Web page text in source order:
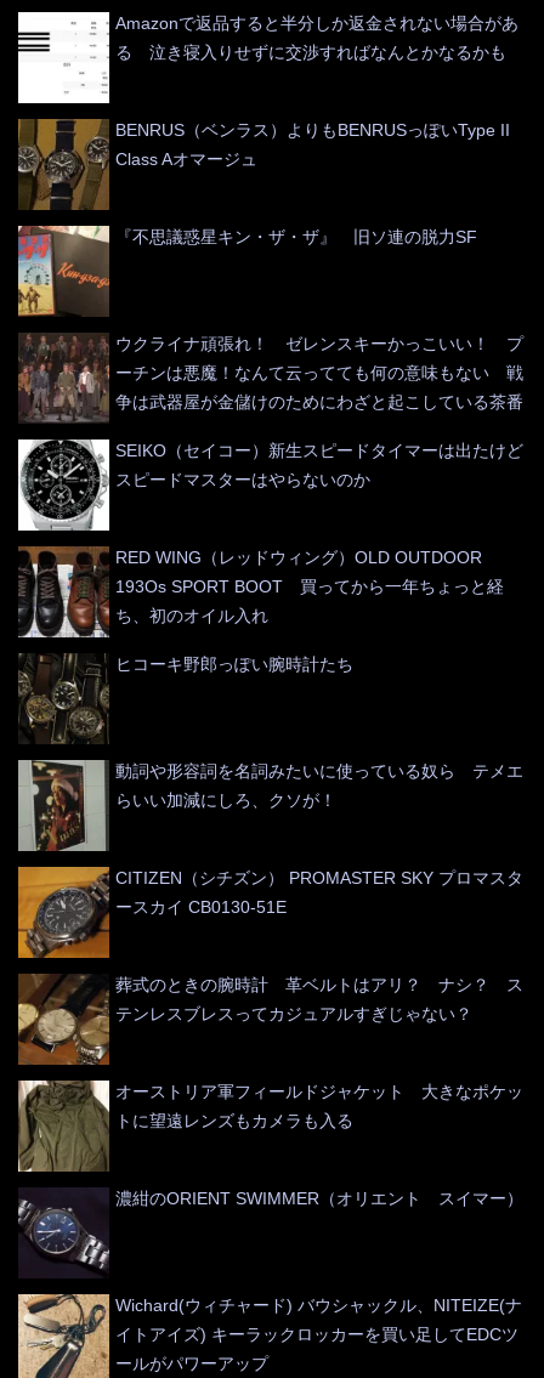
Amazonで返品すると半分しか返金されない場合があ
る 泣き寝入りせずに交渉すればなんとかなるかも
BENRUS（ベンラス）よりもBENRUSっぽいType II
Class Aオマージュ
『不思議惑星キン・ザ・ザ』 旧ソ連の脱力SF
ウクライナ頑張れ！ ゼレンスキーかっこいい！ プ
ーチンは悪魔！なんて云ってても何の意味もない 戦
争は武器屋が金儲けのためにわざと起こしている茶番
SEIKO（セイコー）新生スピードタイマーは出たけど
スピードマスターはやらないのか
RED WING（レッドウィング）OLD OUTDOOR
193Os SPORT BOOT 買ってから一年ちょっと経
ち、初のオイル入れ
ヒコーキ野郎っぽい腕時計たち
動詞や形容詞を名詞みたいに使っている奴ら テメエ
らいい加減にしろ、クソが！
CITIZEN（シチズン） PROMASTER SKY プロマスタ
ースカイ CB0130-51E
葬式のときの腕時計 革ベルトはアリ？ ナシ？ ス
テンレスブレスってカジュアルすぎじゃない？
オーストリア軍フィールドジャケット 大きなポケッ
トに望遠レンズもカメラも入る
濃紺のORIENT SWIMMER（オリエント スイマー）
Wichard(ウィチャード) バウシャックル、NITEIZE(ナ
イトアイズ) キーラックロッカーを買い足してEDCツ
ールがパワーアップ